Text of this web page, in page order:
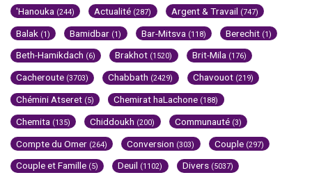
'Hanouka (244) Actualité (287) Argent & Travail (747)
Balak (1) Bamidbar (1) Bar-Mitsva (118) Berechit (1)
Beth-Hamikdach (6) Brakhot (1520) Brit-Mila (176)
Cacheroute (3703) Chabbath (2429) Chavouot (219)
Chémini Atseret (5) Chemirat haLachone (188)
Chemita (135) Chiddoukh (200) Communauté (3)
Compte du Omer (264) Conversion (303) Couple (297)
Couple et Famille (5) Deuil (1102) Divers (5037)